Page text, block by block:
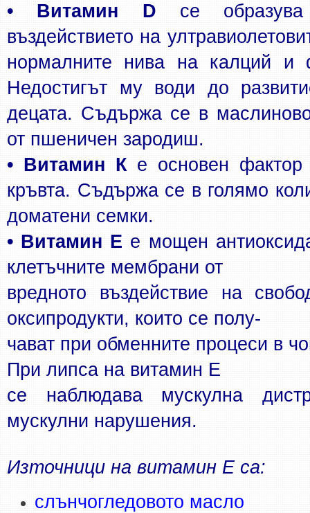
• Витамин D се
въздействието на
нормалните нива на калций и
Недостигът му води до
децата. Съдържа се в
от пшеничен зародиш.
• Витамин К е основен фактор
кръвта. Съдържа се в голямо
доматени семки.
• Витамин Е е мощен
клетъчните мембрани от
вредното въздействие на
оксипродукти, които се полу-
чават при обменните процеси в
При липса на витамин Е
се наблюдава мускулна
мускулни нарушения.
Източници на витамин Е са:
слънчогледовото масло